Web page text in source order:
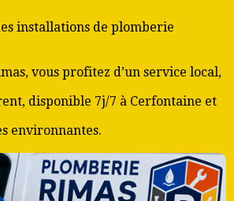
installations de plomberie
vous profitez d’un service local,
disponible 7j/7 à Cerfontaine et
environnantes.